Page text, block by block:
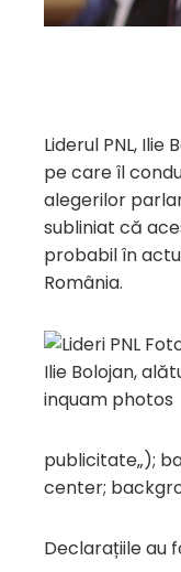
Liderul PNL,
pe care îl
alegerilor
subliniat că
probabil în
România.
Ilie Bolojan,
inquam photos
publicitate„);
center;
Declarațiile au